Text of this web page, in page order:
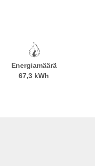
Energiamäärä
67,3 kWh